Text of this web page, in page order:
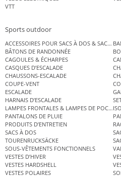
VTT
Sports outdoor
ACCESSOIRES POUR SACS À DOS & SACS
BÂTONS DE RANDONNÉE
CAGOULES & ÉCHARPES
CASQUES D’ESCALADE
CHAUSSONS-ESCALADE
COUPE-VENT
ESCALADE
HARNAIS D’ESCALADE
LAMPES FRONTALES & LAMPES DE POCHE
PANTALONS DE PLUIE
PRODUITS D’ENTRETIEN
SACS À DOS
TOURENRUCKSÄCKE
SOUS-VÊTEMENTS FONCTIONNELS
VESTES D’HIVER
VESTES HARDSHELL
VESTES POLAIRES